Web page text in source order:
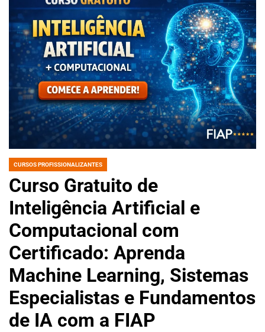
POSTED
CURSOS PROFISSIONALIZANTES
Curso Gratuito de
Inteligência Artificial e
Computacional com
Certificado: Aprenda
Machine Learning, Sistemas
Especialistas e Fundamentos
de IA com a FIAP